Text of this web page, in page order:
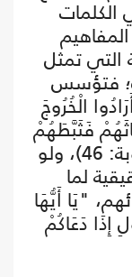
التي تمثل
فتؤسس
الْخُرُوجَ
فَثَبَّطَهُمْ
وَقِيلَ اقْعُدُوا مَعَ الْقَاعِدِينَ" (التوبة: 46)، ولو
لما
"يَا أَيُّهَا
إِذَا دَعَاكُمْ